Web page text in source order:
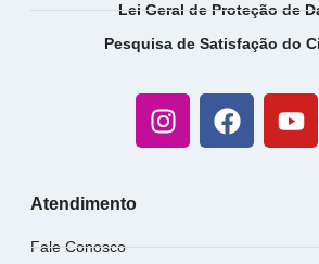
Lei Geral de Proteção de
Pesquisa de Satisfação do
Atendimento
Fale Conosco